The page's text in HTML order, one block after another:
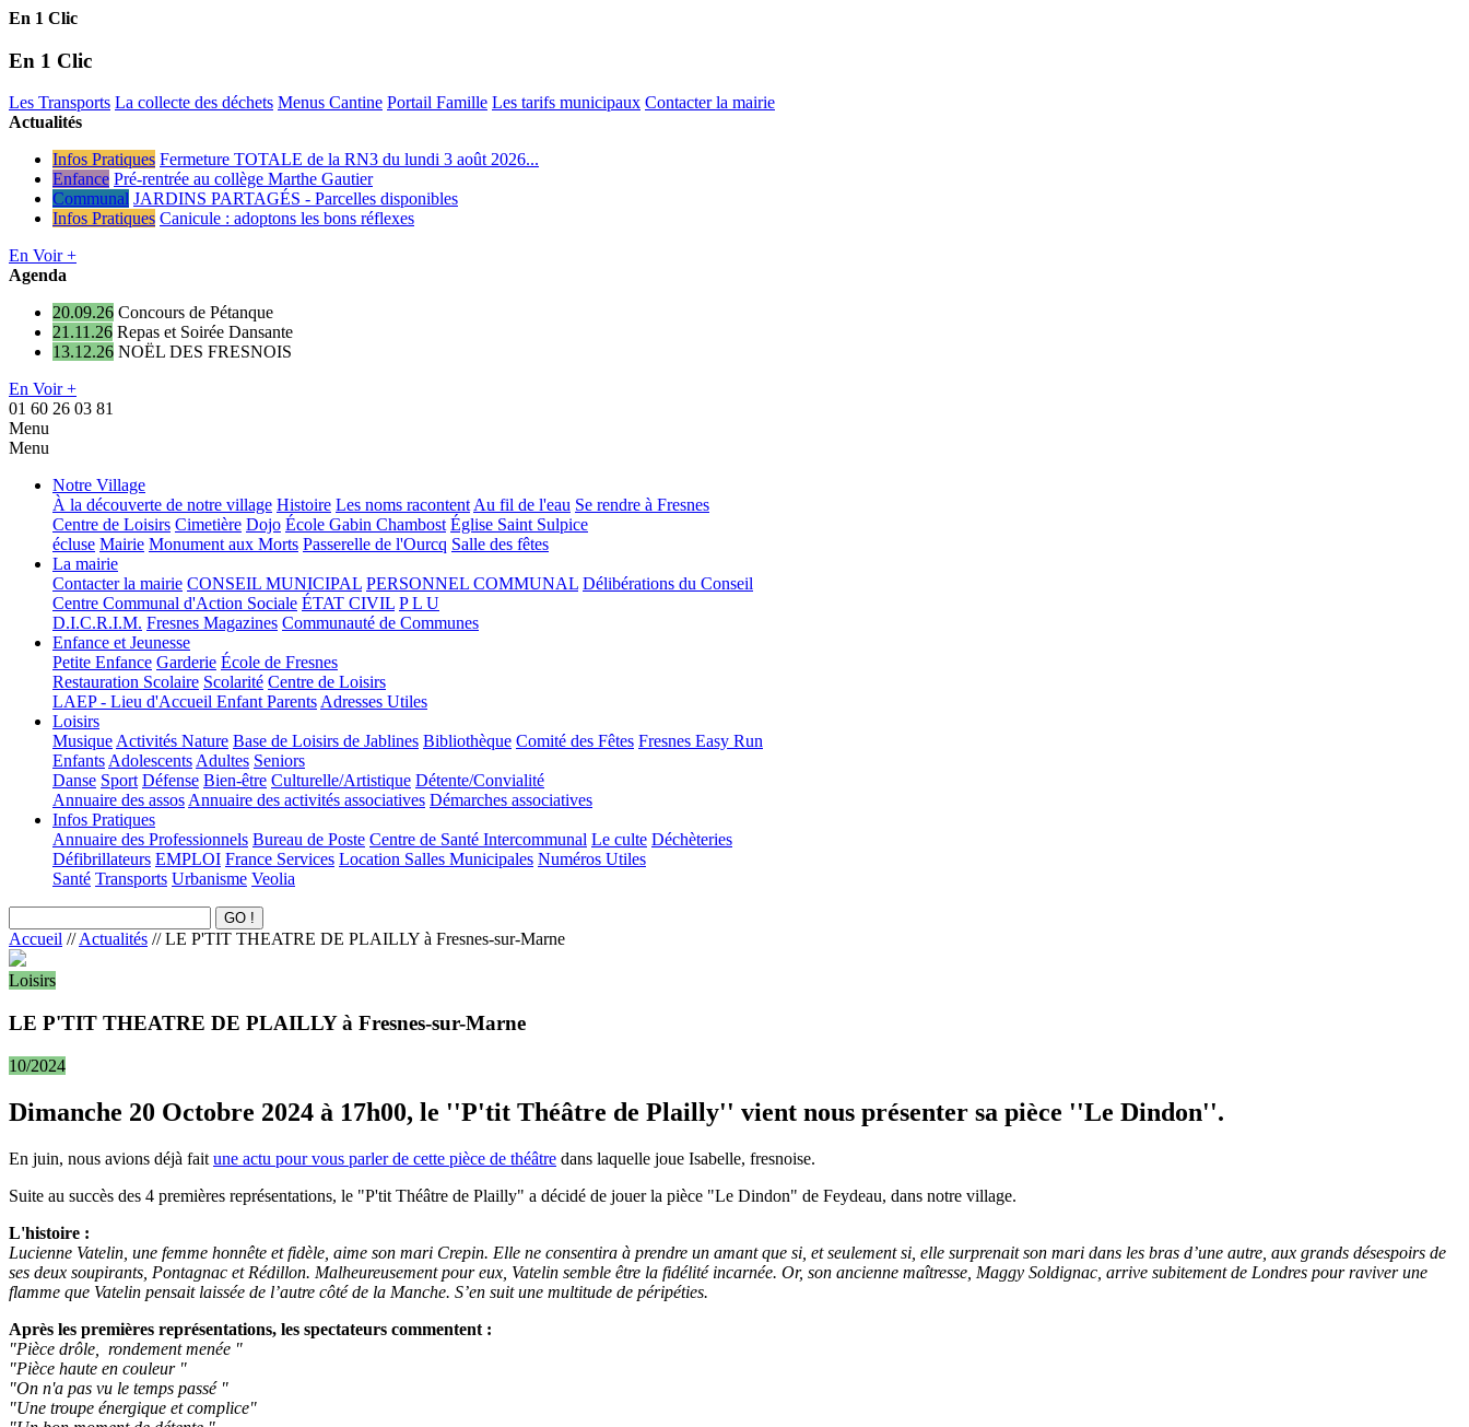
En 1 Clic
En 1 Clic
Les Transports La collecte des déchets Menus Cantine Portail Famille Les tarifs municipaux Contacter la mairie
Actualités
Infos Pratiques Fermeture TOTALE de la RN3 du lundi 3 août 2026...
Enfance Pré-rentrée au collège Marthe Gautier
Communal JARDINS PARTAGÉS - Parcelles disponibles
Infos Pratiques Canicule : adoptons les bons réflexes
En Voir +
Agenda
20.09.26 Concours de Pétanque
21.11.26 Repas et Soirée Dansante
13.12.26 NOËL DES FRESNOIS
En Voir +
01 60 26 03 81
Menu
Menu
Notre Village
À la découverte de notre village Histoire Les noms racontentAu fil de l'eau Se rendre à Fresnes
Centre de Loisirs Cimetière Dojo École Gabin Chambost Église Saint Sulpice
écluse Mairie Monument aux Morts Passerelle de l'Ourcq Salle des fêtes
La mairie
Contacter la mairie CONSEIL MUNICIPAL PERSONNEL COMMUNAL Délibérations du Conseil
Centre Communal d'Action Sociale ÉTAT CIVIL P L U
D.I.C.R.I.M. Fresnes Magazines Communauté de Communes
Enfance et Jeunesse
Petite Enfance Garderie École de Fresnes
Restauration Scolaire Scolarité Centre de Loisirs
LAEP - Lieu d'Accueil Enfant ParentsAdresses Utiles
Loisirs
MusiqueActivités Nature Base de Loisirs de Jablines Bibliothèque Comité des Fêtes Fresnes Easy Run
EnfantsAdolescentsAdultes Seniors
Danse Sport Défense Bien-être Culturelle/Artistique Détente/Convialité
Annuaire des assosAnnuaire des activités associatives Démarches associatives
Infos Pratiques
Annuaire des Professionnels Bureau de Poste Centre de Santé Intercommunal Le culte Déchèteries
Défibrillateurs EMPLOI France Services Location Salles Municipales Numéros Utiles
Santé Transports Urbanisme Veolia
Accueil //Actualités // LE P'TIT THEATRE DE PLAILLY à Fresnes-sur-Marne
Loisirs
LE P'TIT THEATRE DE PLAILLY à Fresnes-sur-Marne
10/2024
Dimanche 20 Octobre 2024 à 17h00, le ''P'tit Théâtre de Plailly'' vient nous présenter sa pièce ''Le Dindon''.
En juin, nous avions déjà fait une actu pour vous parler de cette pièce de théâtre dans laquelle joue Isabelle, fresnoise.
Suite au succès des 4 premières représentations, le "P'tit Théâtre de Plailly" a décidé de jouer la pièce "Le Dindon" de Feydeau, dans notre village.
L'histoire :
Lucienne Vatelin, une femme honnête et fidèle, aime son mari Crepin. Elle ne consentira à prendre un amant que si, et seulement si, elle surprenait son mari dans les bras d’une autre, aux grands désespoirs de
ses deux soupirants, Pontagnac et Rédillon. Malheureusement pour eux, Vatelin semble être la fidélité incarnée. Or, son ancienne maîtresse, Maggy Soldignac, arrive subitement de Londres pour raviver une
flamme que Vatelin pensait laissée de l’autre côté de la Manche. S’en suit une multitude de péripéties.
Après les premières représentations, les spectateurs commentent :
"Pièce drôle, rondement menée "
"Pièce haute en couleur "
"On n'a pas vu le temps passé "
"Une troupe énergique et complice"